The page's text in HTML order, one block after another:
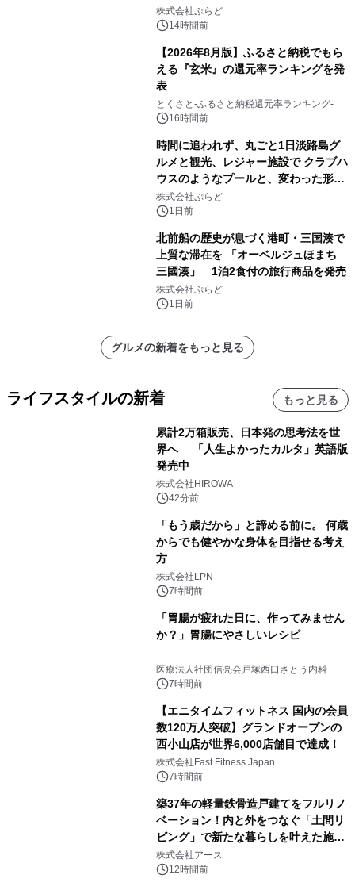
プール グランピングとトレーラーハウ
スの2施設で
株式会社ぷらど
14時間前
【2026年8月版】ふるさと納税でもら
える『玄米』の還元率ランキングを発
表
とくさと-ふるさと納税還元率ランキング-
16時間前
時間に追われず、丸ごと1日淡路島グ
ルメと観光、レジャー施設で クラブハ
ウスのようなプールと、変わった形の
サウナも 「THE BOXY AWAJI」のお
得な素泊まり連泊プランで
株式会社ぷらど
1日前
北前船の歴史が息づく港町・三国湊で
上質な滞在を 「オーベルジュほまち
三國湊」 1泊2食付の旅行商品を発売
株式会社ぷらど
1日前
グルメの新着をもっと見る
ライフスタイルの新着 もっと見る
累計2万箱販売、日本発の思考法を世
界へ 「人生よかったカルタ」英語版
発売中
株式会社HIROWA
42分前
「もう歳だから」と諦める前に。 何歳
からでも健やかな身体を目指せる考え
方
株式会社LPN
7時間前
「胃腸が疲れた日に、作ってみません
か？」胃腸にやさしいレシピ
医療法人社団信亮会戸塚西口さとう内科
7時間前
【エニタイムフィットネス 国内の会員
数120万人突破】グランドオープンの
西小山店が世界6,000店舗目で達成！
株式会社Fast Fitness Japan
7時間前
築37年の軽量鉄骨造戸建てをフルリノ
ベーション！内と外をつなぐ「土間リ
ビング」で新たな暮らしを叶えた施工
事例を株式会社アースが公開
株式会社アース
12時間前